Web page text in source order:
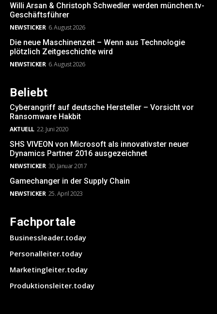
Willi Arsan & Christoph Schwedler werden münchen.tv-
Geschäftsführer
NEWSTICKER 6. August 2026
Die neue Maschinenzeit – Wenn aus Technologie
plötzlich Zeitgeschichte wird
NEWSTICKER 6. August 2026
Beliebt
Cyberangriff auf deutsche Hersteller – Vorsicht vor
Ransomware Hakbit
AKTUELL 22. Juni 2020
SHS VIVEON von Microsoft als innovativster neuer
Dynamics Partner 2016 ausgezeichnet
NEWSTICKER 30. Januar 2017
Gamechanger in der Supply Chain
NEWSTICKER 25. April 2023
Fachportale
Businessleader.today
Personalleiter.today
Marketingleiter.today
Produktionsleiter.today